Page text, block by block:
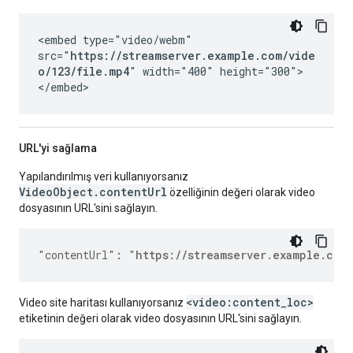
<embed type="video/webm"
src=" https://streamserver.example.com/vide
o/123/file.mp4" width="400" height="300">
</embed>
URL'yi sağlama
Yapılandırılmış veri kullanıyorsanız
VideoObject.contentUrl özelliğinin değeri olarak video
dosyasının URL'sini sağlayın.
"contentUrl" : " https://
Video site haritası kullanıyorsanız <video:content_loc>
etiketinin değeri olarak video dosyasının URL'sini sağlayın.